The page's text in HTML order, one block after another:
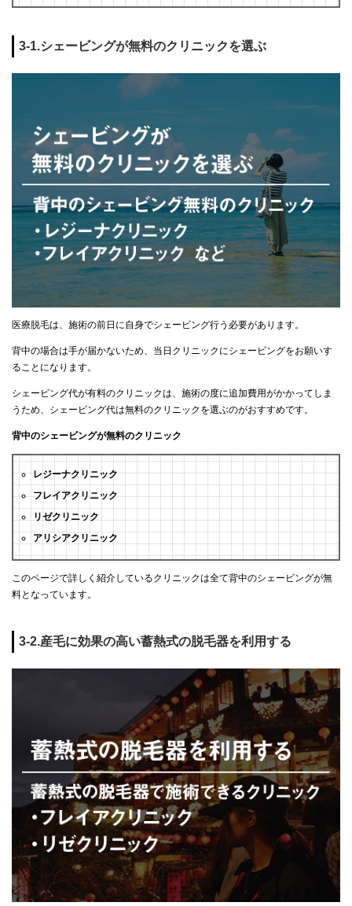
3-1.シェービングが無料のクリニックを選ぶ
医療脱毛は、施術の前日に自身でシェービング行う必要があります。
背中の場合は手が届かないため、当日クリニックにシェービングをお願いす
ることになります。
シェービング代が有料のクリニックは、施術の度に追加費用がかかってしま
うため、シェービング代は無料のクリニックを選ぶのがおすすめです。
背中のシェービングが無料のクリニック
レジーナクリニック
フレイアクリニック
リゼクリニック
アリシアクリニック
このページで詳しく紹介しているクリニックは全て背中のシェービングが無
料となっています。
3-2.産毛に効果の高い蓄熱式の脱毛器を利用する